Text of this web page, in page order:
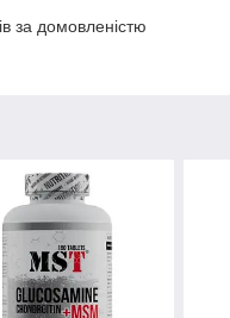
за домовленістю